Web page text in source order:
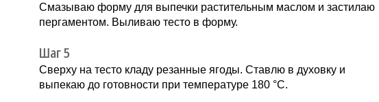
Смазываю форму для выпечки растительным маслом и застилаю
пергаментом. Выливаю тесто в форму.
Шаг 5
Сверху на тесто кладу резанные ягоды. Ставлю в духовку и
выпекаю до готовности при температуре 180 °С.